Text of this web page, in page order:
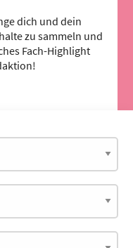
dich und dein
zu sammeln und
Fach-Highlight